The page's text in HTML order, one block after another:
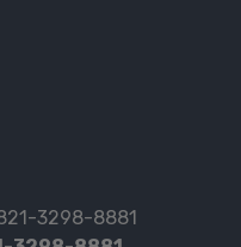
3298-8881